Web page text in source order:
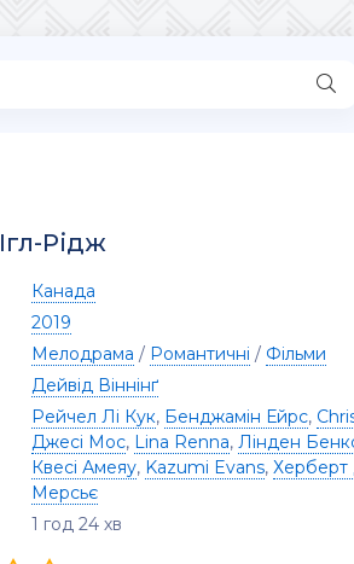
Рідж
Канада
2019
Мелодрама / Романтичні / Фільми
Дейвід Віннінґ
Рейчел Лі Кук, Бенджамін Ейрс,
Джесі Мос, Lina Renna, Лінден
Квесі Амеяу, Kazumi Evans, Херберт
Мерсьє
1 год 24 хв